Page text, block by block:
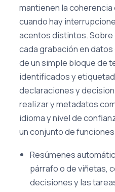
mantienen la
cuando hay
acentos distintos.
cada grabación en
de un simple bloque de
identificados y
declaraciones y
realizar y metadatos
idioma y nivel de
un conjunto de
Resúmenes
párrafo o de viñetas,
decisiones y las